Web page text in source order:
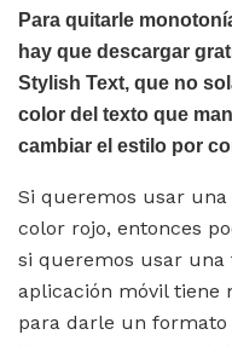
Para quitarle
hay que descargar
Stylish Text, que no
color del texto que
cambiar el estilo por
Si queremos usar
color rojo, entonces
si queremos usar una
aplicación móvil tiene
para darle un formato